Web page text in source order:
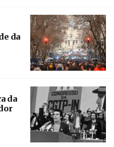
da
da